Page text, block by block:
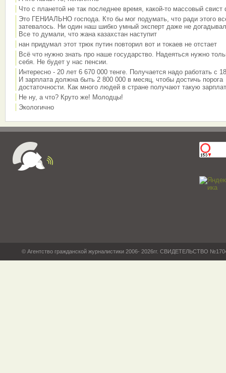
Что с планетой не так последнее время, какой-то массовый свист
Это ГЕНИАЛЬНО господа. Кто бы мог подумать, что ради этого
затевалось. Ни один наш шибко умный эксперт даже не
Все то думали, что жана казахстан наступит
нан придумал этот трюк путин повторил вот и токаев не отстает
Всё что нужно знать про наше государство. Надеяться нужно
себя. Не будет у нас пенсии.
Интересно - 20 лет 6 670 000 тенге. Получается надо работать с
И зарплата должна быть 2 800 000 в месяц, чтобы достичь порога
достаточности. Как много людей в стране получают такую
Не ну, а что? Круто же! Молодцы!
Экологично
© Агентство гражданской журналистики 2006- 2026гг. СВИДЕТЕЛЬСТВО